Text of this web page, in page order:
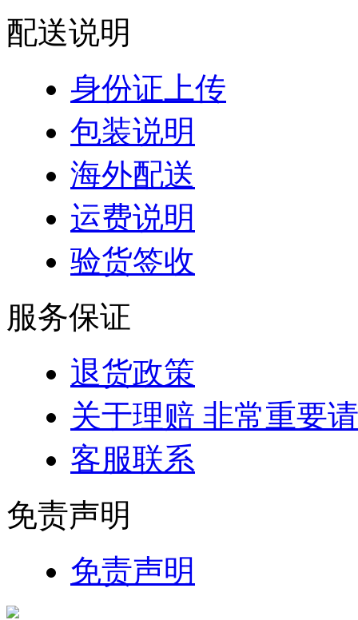
配送说明
身份证上传
包装说明
海外配送
运费说明
验货签收
服务保证
退货政策
关于理赔 非常重要
客服联系
免责声明
免责声明